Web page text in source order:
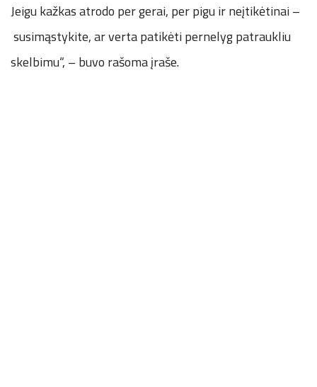
Jeigu kažkas atrodo per gerai, per pigu ir neįtikėtinai –
susimąstykite, ar verta patikėti pernelyg patraukliu
skelbimu“, – buvo rašoma įraše.